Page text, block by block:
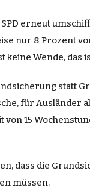
erneut
nur 8 Prozent
Wende, das
statt
für Ausländer
15
dass die
müssen.